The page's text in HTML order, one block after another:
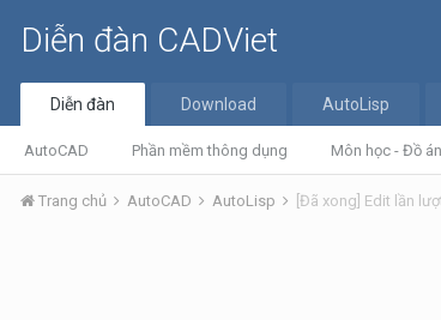
Diễn đàn CADViet
Diễn đàn
AutoCAD Phần mềm thông dụng Môn học - Đồ
Download AutoLisp
Trang chủ AutoCAD AutoLisp [Đã xong] Edit lần